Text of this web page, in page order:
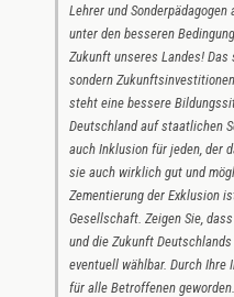
Lehrer und
unter den besseren
Zukunft unseres Landes!
sondern
steht eine bessere
Deutschland auf staatlichen
auch Inklusion für jeden, der
sie auch wirklich gut und
Zementierung der Exklusion
Gesellschaft. Zeigen Sie,
und die Zukunft
eventuell wählbar. Durch
für alle Betroffenen geworden.